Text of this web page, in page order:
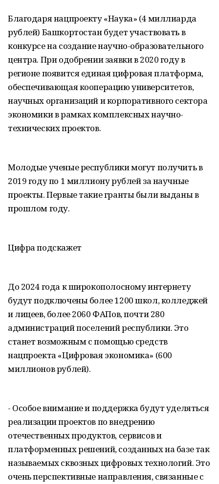
Благодаря нацпроекту «Наука» (4 миллиарда
рублей) Башкортостан будет участвовать в
конкурсе на создание научно-образовательного
центра. При одобрении заявки в 2020 году в
регионе появится единая цифровая платформа,
обеспечивающая кооперацию университетов,
научных организаций и корпоративного сектора
экономики в рамках комплексных научно-
технических проектов.
Молодые ученые республики могут получить в
2019 году по 1 миллиону рублей за научные
проекты. Первые такие гранты были выданы в
прошлом году.
Цифра подскажет
До 2024 года к широкополосному интернету
будут подключены более 1200 школ, колледжей
и лицеев, более 2060 ФАПов, почти 280
администраций поселений республики. Это
станет возможным с помощью средств
нацпроекта «Цифровая экономика» (600
миллионов рублей).
- Особое внимание и поддержка будут уделяться
реализации проектов по внедрению
отечественных продуктов, сервисов и
платформенных решений, созданных на базе так
называемых сквозных цифровых технологий. Это
очень перспективные направления, связанные с